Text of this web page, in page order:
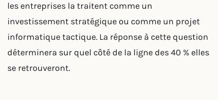
les entreprises la traitent comme un
investissement stratégique ou comme un projet
informatique tactique. La réponse à cette question
déterminera sur quel côté de la ligne des 40 % elles
se retrouveront.